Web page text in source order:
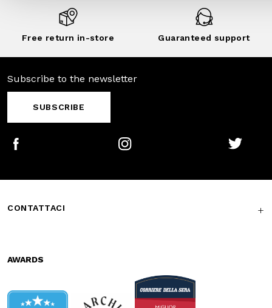
SUBSCRIBE
Facebook Instagram
AWARDS